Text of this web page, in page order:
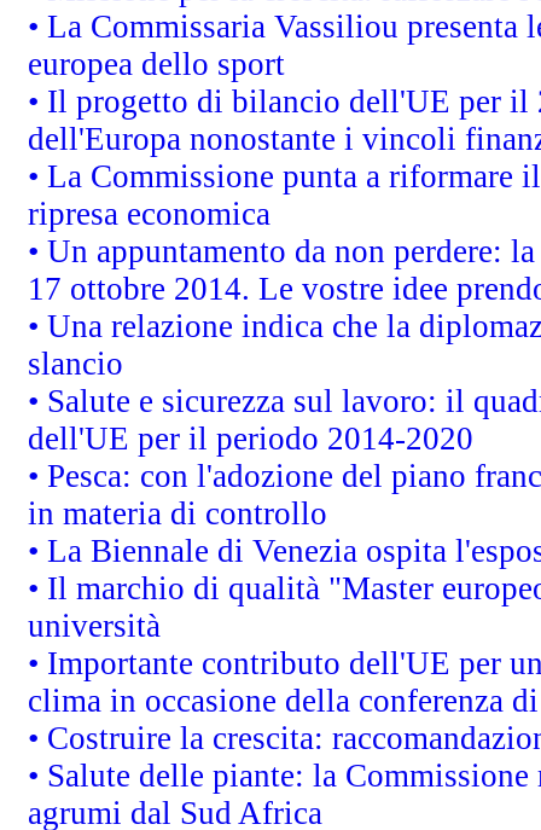
• La Commissaria Vassiliou
europea dello sport
• Il progetto di bilancio dell'UE per il
dell'Europa nonostante i vincoli
• La Commissione punta a riformare
ripresa economica
• Un appuntamento da non perdere:
17 ottobre 2014. Le vostre idee
• Una relazione indica che la
slancio
• Salute e sicurezza sul lavoro: il
dell'UE per il periodo 2014-2020
• Pesca: con l'adozione del piano
in materia di controllo
• La Biennale di Venezia ospita
• Il marchio di qualità "Master
università
• Importante contributo dell'UE per
clima in occasione della conferenza
• Costruire la crescita:
• Salute delle piante: la
agrumi dal Sud Africa